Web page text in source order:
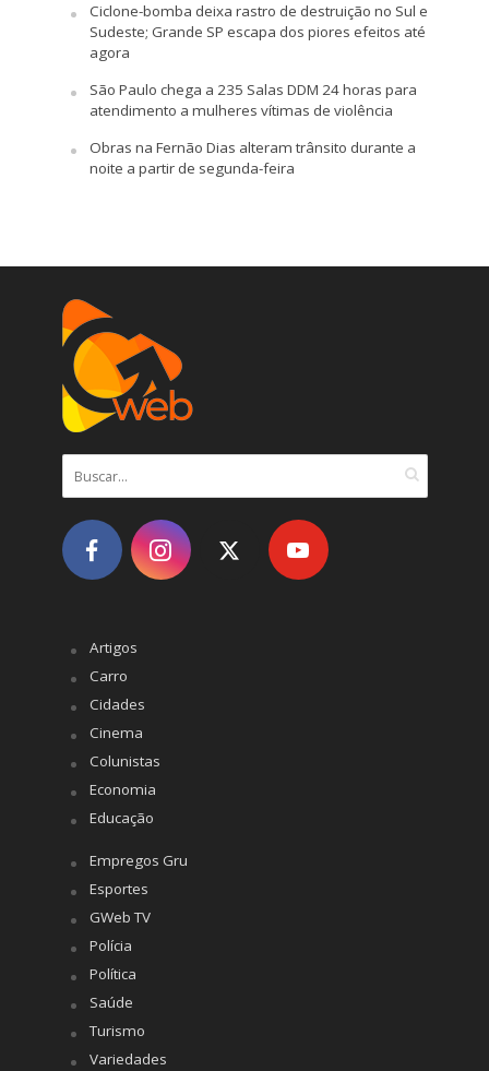
Ciclone-bomba deixa rastro de destruição no Sul e
Sudeste; Grande SP escapa dos piores efeitos até
agora
São Paulo chega a 235 Salas DDM 24 horas para
atendimento a mulheres vítimas de violência
Obras na Fernão Dias alteram trânsito durante a
noite a partir de segunda-feira
Artigos
Carro
Cidades
Cinema
Colunistas
Economia
Educação
Empregos Gru
Esportes
GWeb TV
Polícia
Política
Saúde
Turismo
Variedades